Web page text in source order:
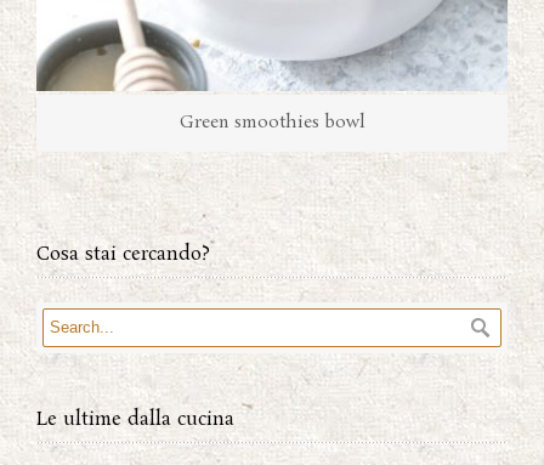
Green smoothies bowl
Cosa stai cercando?
Le ultime dalla cucina